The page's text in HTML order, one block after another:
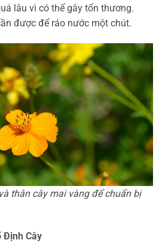
lâu vì có thể gây tổn thương.
được để ráo nước một chút.
thân cây mai vàng để chuẩn bị
Định Cây